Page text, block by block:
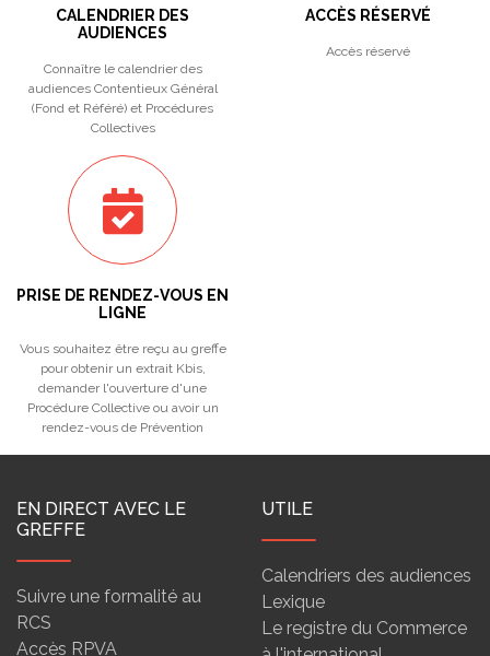
CALENDRIER DES
AUDIENCES
Connaître le calendrier des
audiences Contentieux Général
(Fond et Référé) et Procédures
Collectives
ACCÈS RÉSERVÉ
Accès réservé
PRISE DE RENDEZ-VOUS EN
LIGNE
Vous souhaitez être reçu au greffe
pour obtenir un extrait Kbis,
demander l'ouverture d'une
Procédure Collective ou avoir un
rendez-vous de Prévention
EN DIRECT AVEC LE
GREFFE
Suivre une formalité au
RCS
Accès RPVA
UTILE
Calendriers des audiences
Lexique
Le registre du Commerce